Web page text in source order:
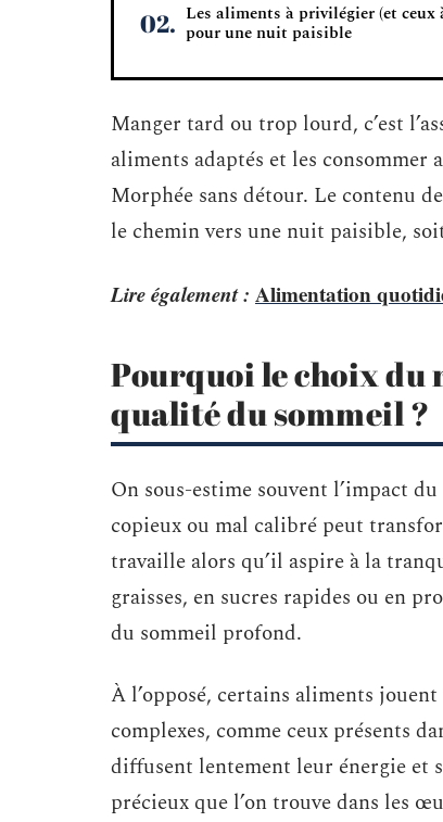
Les aliments à privilégier (et ceux
pour une nuit paisible
Manger tard ou trop lourd, c’est
aliments adaptés et les consommer
Morphée sans détour. Le contenu
le chemin vers une nuit paisible,
Lire également : Alimentation
Pourquoi le choix
qualité du sommeil ?
On sous-estime souvent l’impact
copieux ou mal calibré peut
travaille alors qu’il aspire à la
graisses, en sucres rapides ou en
du sommeil profond.
À l’opposé, certains aliments
complexes, comme ceux présents
diffusent lentement leur énergie et
précieux que l’on trouve dans les